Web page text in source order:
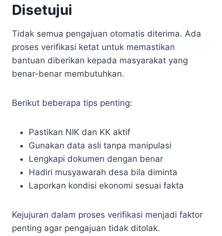
Disetujui
Tidak semua pengajuan otomatis diterima. Ada
proses verifikasi ketat untuk memastikan
bantuan diberikan kepada masyarakat yang
benar-benar membutuhkan.
Berikut beberapa tips penting:
Pastikan NIK dan KK aktif
Gunakan data asli tanpa manipulasi
Lengkapi dokumen dengan benar
Hadiri musyawarah desa bila diminta
Laporkan kondisi ekonomi sesuai fakta
Kejujuran dalam proses verifikasi menjadi faktor
penting agar pengajuan tidak ditolak.